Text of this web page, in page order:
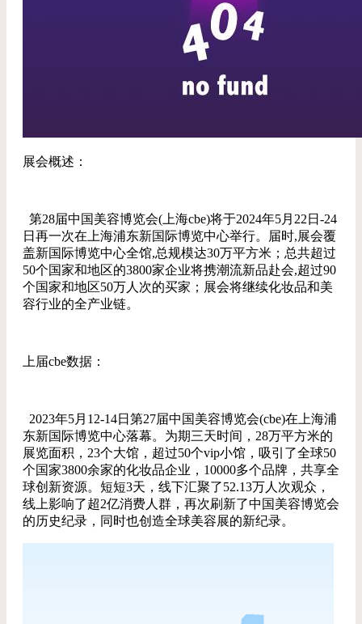
展会概述：
第28届中国美容博览会(上海cbe)将于2024年5月22日-24
日再一次在上海浦东新国际博览中心举行。届时,展会覆
盖新国际博览中心全馆,总规模达30万平方米；总共超过
50个国家和地区的3800家企业将携潮流新品赴会,超过90
个国家和地区50万人次的买家；展会将继续化妆品和美
容行业的全产业链。
上届cbe数据：
2023年5月12-14日第27届中国美容博览会(cbe)在上海浦
东新国际博览中心落幕。为期三天时间，28万平方米的
展览面积，23个大馆，超过50个vip小馆，吸引了全球50
个国家3800余家的化妆品企业，10000多个品牌，共享全
球创新资源。短短3天，线下汇聚了52.13万人次观众，
线上影响了超2亿消费人群，再次刷新了中国美容博览会
的历史纪录，同时也创造全球美容展的新纪录。